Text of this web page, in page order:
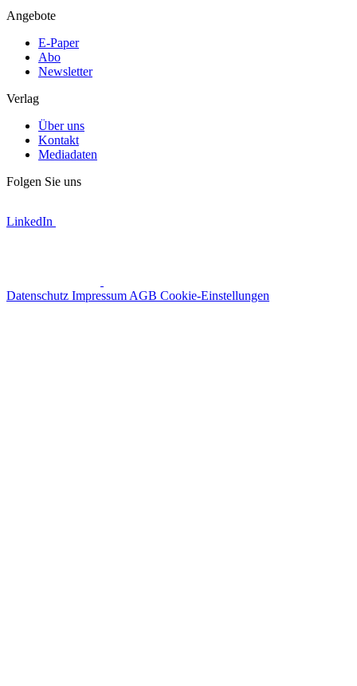
Angebote
E-Paper
Abo
Newsletter
Verlag
Über uns
Kontakt
Mediadaten
Folgen Sie uns
LinkedIn
Datenschutz Impressum AGB Cookie-Einstellungen